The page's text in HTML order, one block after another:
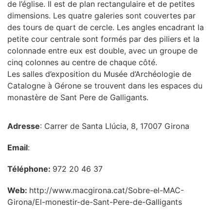
de l’église. Il est de plan rectangulaire et de petites
dimensions. Les quatre galeries sont couvertes par
des tours de quart de cercle. Les angles encadrant la
petite cour centrale sont formés par des piliers et la
colonnade entre eux est double, avec un groupe de
cinq colonnes au centre de chaque côté.
Les salles d’exposition du Musée d’Archéologie de
Catalogne à Gérone se trouvent dans les espaces du
monastère de Sant Pere de Galligants.
Adresse: Carrer de Santa Llúcia, 8, 17007 Girona
Email:
Téléphone: 972 20 46 37
Web: http://www.macgirona.cat/Sobre-el-MAC-
Girona/El-monestir-de-Sant-Pere-de-Galligants